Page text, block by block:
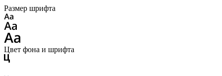
Размер шрифта
Цвет фона и шрифта